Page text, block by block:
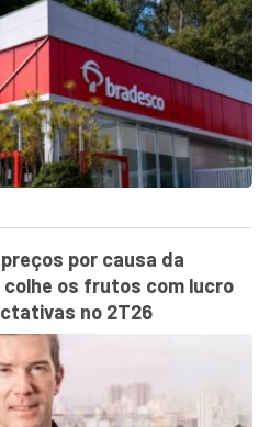
por causa da
colhe os frutos com lucro
no 2T26